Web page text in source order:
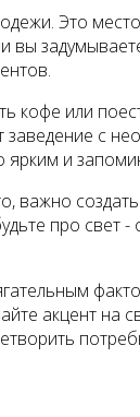
Это
вы
кофе или
заведение с
ярким и
важно
про свет
акцент на